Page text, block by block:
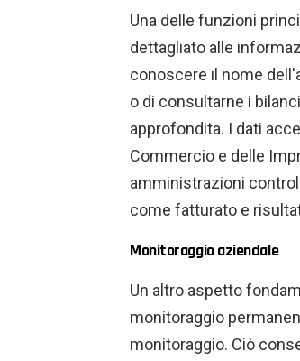
Una delle funzioni
dettagliato alle
conoscere il nome
o di consultarne i
approfondita. I dati
Commercio e delle
amministrazioni
come fatturato e
Monitoraggio aziendale
Un altro aspetto
monitoraggio
monitoraggio. Ciò